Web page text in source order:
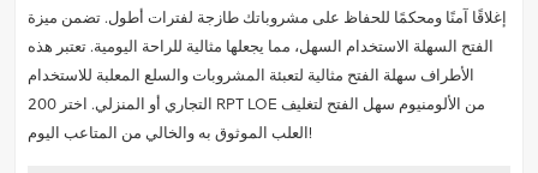
إغلاقًا آمنًا ومحكمًا للحفاظ على مشروباتك طازجة لفترات أطول. تضمن ميزة
الفتح السهلة الاستخدام السهل، مما يجعلها مثالية للراحة اليومية. تعتبر هذه
الأطراف سهلة الفتح مثالية لتعبئة المشروبات والسلع المعلبة للاستخدام
التجاري أو المنزلي. اختر 200 RPT LOE من الألومنيوم سهل الفتح لتغليف
العلب الموثوق به والخالي من المتاعب اليوم!